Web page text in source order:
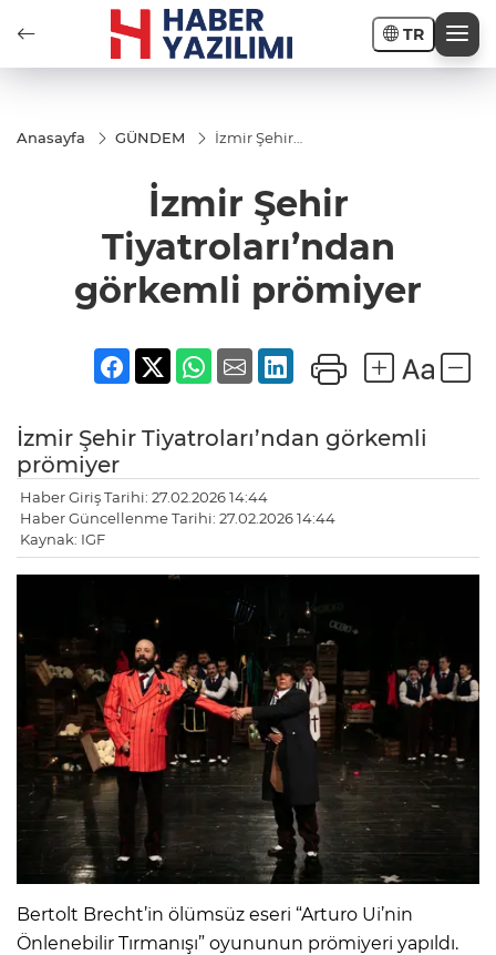
TR
Anasayfa GÜNDEM
İzmir Şehir
prömiyer
İzmir Şehir
Tiyatroları’ndan
görkemli prömiyer
İzmir Şehir Tiyatroları’ndan görkemli
prömiyer
Haber Giriş Tarihi: 27.02.2026 14:44
Haber Güncellenme Tarihi: 27.02.2026 14:44
Kaynak: IGF
Bertolt Brecht’in ölümsüz eseri “Arturo Ui’nin
Önlenebilir Tırmanışı” oyununun prömiyeri yapıldı.